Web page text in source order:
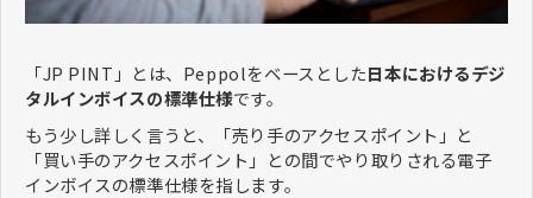
「JP PINT」とは、Peppolをベースとした日本におけるデジ
タルインボイスの標準仕様です。
もう少し詳しく言うと、「売り手のアクセスポイント」と
「買い手のアクセスポイント」との間でやり取りされる電子
インボイスの標準仕様を指します。